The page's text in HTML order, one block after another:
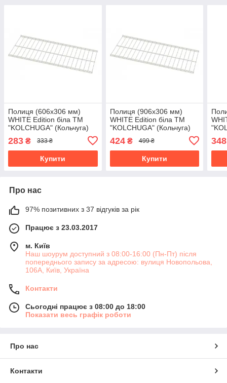
Полиця (606х306 мм)
WHITE Edition біла ТМ
"KOLCHUGA" (Кольчуга)
283 ₴ 333 ₴
Купити
Полиця (906х306 мм)
WHITE Edition біла ТМ
"KOLCHUGA" (Кольчуга)
424₴ 499 ₴
Купити
348
Про нас
97% позитивних з 37 відгуків за рік
Працює з 23.03.2017
м. Київ
Наш шоурум доступний з 08:00-16:00 (Пн-Пт) після
попереднього запису за адресою: вулиця Новопольова,
106А, Київ, Україна
Контакти
Сьогодні працює з 08:00 до 18:00
Показати весь графік роботи
Про нас
Контакти